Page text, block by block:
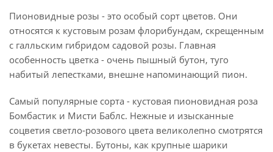
Пионовидные розы - это особый сорт цветов. Они
относятся к кустовым розам флорибундам, скрещенным
с галльским гибридом садовой розы. Главная
особенность цветка - очень пышный бутон, туго
набитый лепестками, внешне напоминающий пион.
Самый популярные сорта - кустовая пионовидная роза
Бомбастик и Мисти Баблс. Нежные и изысканные
соцветия светло-розового цвета великолепно смотрятся
в букетах невесты. Бутоны, как крупные шарики